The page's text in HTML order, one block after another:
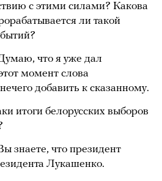
с этими силами? Какова
ли такой
что я уже дал
момент слова
добавить к сказанному.
итоги белорусских выборов
знаете, что президент
Лукашенко.